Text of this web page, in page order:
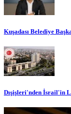
Kuşadası Belediye
Dışişleri'nden İsrail'in